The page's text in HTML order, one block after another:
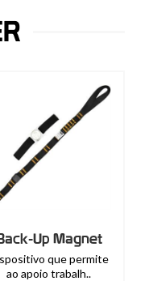
Up Magnet
que permite
ao apoio trabalh..